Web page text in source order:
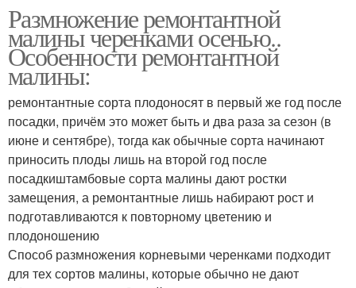
Размножение ремонтантной
малины черенками осенью..
Особенности ремонтантной
малины:
ремонтантные сорта плодоносят в первый же год после
посадки, причём это может быть и два раза за сезон (в
июне и сентябре), тогда как обычные сорта начинают
приносить плоды лишь на второй год после
посадкиштамбовые сорта малины дают ростки
замещения, а ремонтантные лишь набирают рост и
подготавливаются к повторному цветению и
плодоношению
Способ размножения корневыми черенками подходит
для тех сортов малины, которые обычно не дают